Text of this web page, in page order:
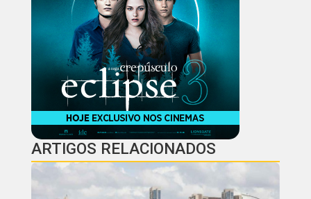
ARTIGOS RELACIONADOS